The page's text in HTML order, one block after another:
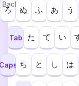
ろ
Backspace
ぬ ふ あ う
Tab た て い
ち と し は